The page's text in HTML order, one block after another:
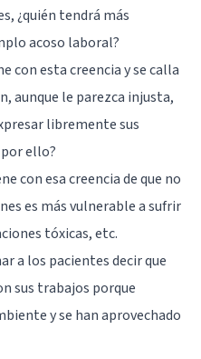
¿quién tendrá más
acoso laboral?
con esta creencia y se calla
aunque le parezca injusta,
libremente sus
ello?
con esa creencia de que no
es más vulnerable a sufrir
tóxicas, etc.
a los pacientes decir que
sus trabajos porque
y se han aprovechado